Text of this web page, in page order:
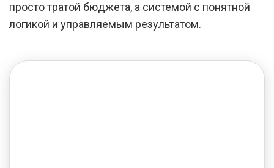
просто тратой бюджета, а системой с понятной
логикой и управляемым результатом.